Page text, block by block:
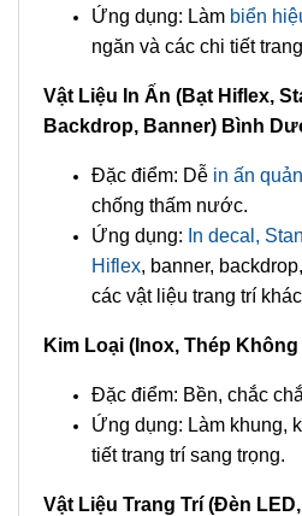
Ứng dụng: Làm biển
ngăn và các chi tiết
Vật Liệu In Ấn (Bạt Hiflex,
Backdrop, Banner) Bình
Đặc điểm: Dễ in ấn
chống thấm nước.
Ứng dụng: In decal,
Hiflex, banner,
các vật liệu trang trí
Kim Loại (Inox, Thép Không
Đặc điểm: Bền, chắc
Ứng dụng: Làm khung,
tiết trang trí sang trọng.
Vật Liệu Trang Trí (Đèn